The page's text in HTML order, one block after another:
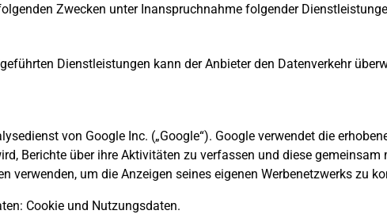
Zwecken unter Inanspruchnahme folgender
Dienstleistungen kann der Anbieter den Datenverkehr
von Google Inc. („Google“). Google verwendet die
Berichte über ihre Aktivitäten zu verfassen und diese gemeinsam
verwenden, um die Anzeigen seines eigenen Werbenetzwerks zu
Cookie und Nutzungsdaten.